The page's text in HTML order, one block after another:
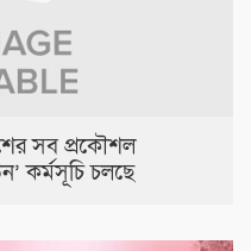
সব প্রকৌশল
কর্মসূচি চলছে